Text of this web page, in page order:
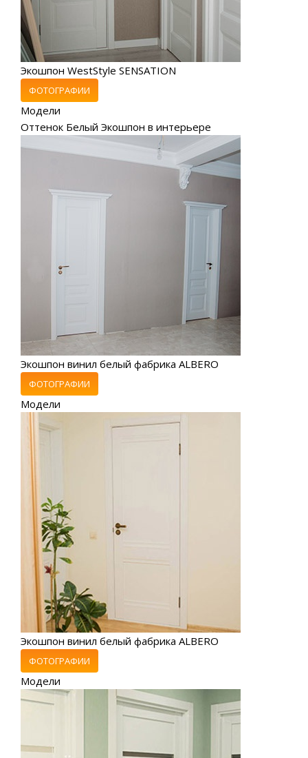
Экошпон WestStyle SENSATION
ФОТОГРАФИИ
Модели
Оттенок Белый Экошпон в интерьере
Экошпон винил белый фабрика ALBERO
ФОТОГРАФИИ
Модели
Экошпон винил белый фабрика ALBERO
ФОТОГРАФИИ
Модели